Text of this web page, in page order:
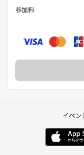
参加料
イベン